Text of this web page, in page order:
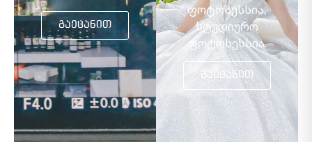
გაეცანით
ფოტოსესსია,
სტუდიურო
ფოტოსესსია.
გაეცანით